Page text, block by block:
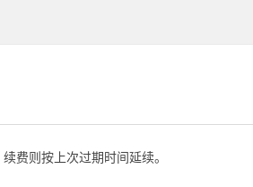
费则按上次过期时间延续。